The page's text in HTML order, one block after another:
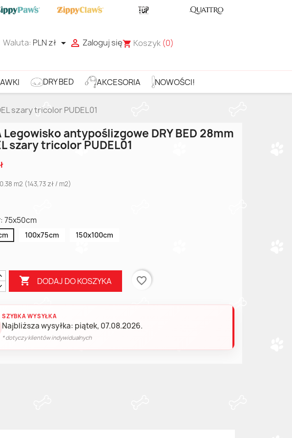
Waluta: PLN zł   Zaloguj sięshopping_cart Koszyk (0)
DRY BED AKCESORIA NOWOŚCI!
szary tricolor PUDEL01
Legowisko antypoślizgowe DRY BED 28mm
szary tricolor PUDEL01
m2 (143,73 zł / m2)
75x50cm
100x75cm 150x100cm
 DODAJ DO KOSZYKA favorite_border
SZYBKA WYSYŁKA
Najbliższa wysyłka: piątek, 07.08.2026.
* dotyczy klientów indywidualnych